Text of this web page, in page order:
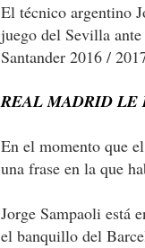
El técnico argentino
juego del Sevilla
Santander 2016 /
REAL MADRID LE
En el momento que
una frase en la que
Jorge Sampaoli está
el banquillo del